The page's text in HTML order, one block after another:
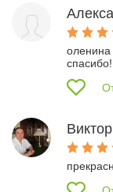
оленина
спасибо!
Виктор